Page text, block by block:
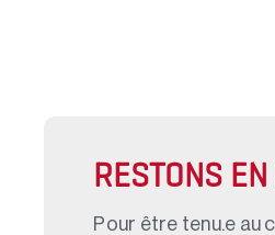
RESTONS EN
Pour être tenu.e au